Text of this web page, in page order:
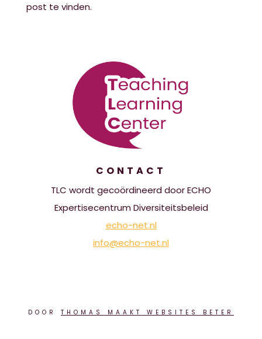
post te vinden.
CONTACT
TLC wordt gecoördineerd door ECHO
Expertisecentrum Diversiteitsbeleid
echo-net.nl
info@echo-net.nl
DOOR THOMAS MAAKT WEBSITES BETER